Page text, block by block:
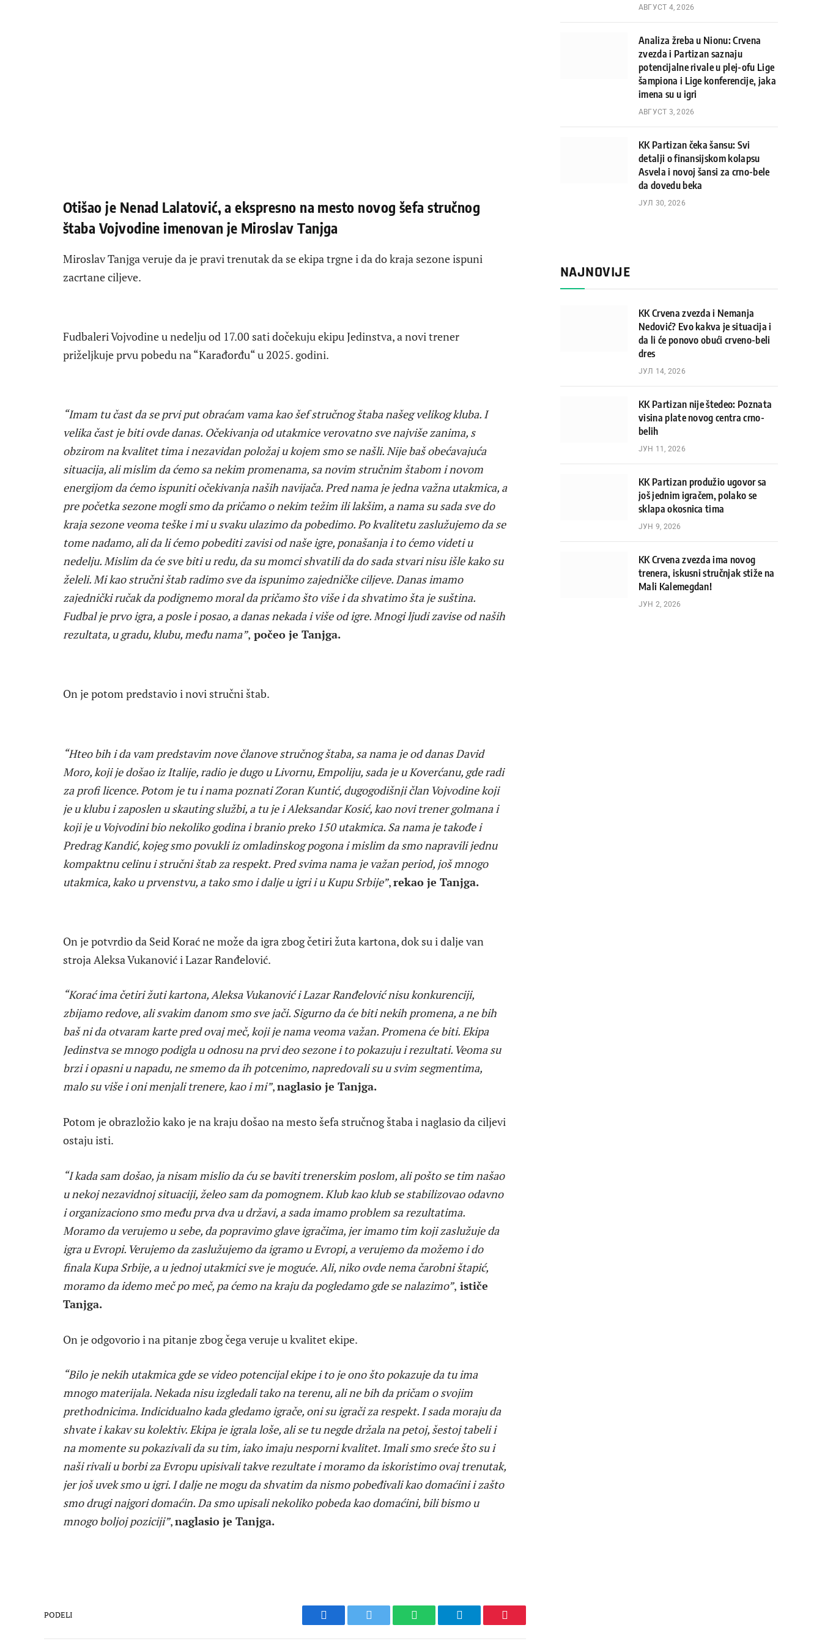
Otišao je Nenad Lalatović, a ekspresno na mesto novog šefa stručnog
štaba Vojvodine imenovan je Miroslav Tanjga
Miroslav Tanjga veruje da je pravi trenutak da se ekipa trgne i da do kraja sezone ispuni
zacrtane ciljeve.
Fudbaleri Vojvodine u nedelju od 17.00 sati dočekuju ekipu Jedinstva, a novi trener
priželjkuje prvu pobedu na “Karađorđu“ u 2025. godini.
“Imam tu čast da se prvi put obraćam vama kao šef stručnog štaba našeg velikog kluba. I
velika čast je biti ovde danas. Očekivanja od utakmice verovatno sve najviše zanima, s
obzirom na kvalitet tima i nezavidan položaj u kojem smo se našli. Nije baš obećavajuća
situacija, ali mislim da ćemo sa nekim promenama, sa novim stručnim štabom i novom
energijom da ćemo ispuniti očekivanja naših navijača. Pred nama je jedna važna utakmica, a
pre početka sezone mogli smo da pričamo o nekim težim ili lakšim, a nama su sada sve do
kraja sezone veoma teške i mi u svaku ulazimo da pobedimo. Po kvalitetu zaslužujemo da se
tome nadamo, ali da li ćemo pobediti zavisi od naše igre, ponašanja i to ćemo videti u
nedelju. Mislim da će sve biti u redu, da su momci shvatili da do sada stvari nisu išle kako su
želeli. Mi kao stručni štab radimo sve da ispunimo zajedničke ciljeve. Danas imamo
zajednički ručak da podignemo moral da pričamo što više i da shvatimo šta je suština.
Fudbal je prvo igra, a posle i posao, a danas nekada i više od igre. Mnogi ljudi zavise od naših
rezultata, u gradu, klubu, među nama”, počeo je Tanjga.
On je potom predstavio i novi stručni štab.
“Hteo bih i da vam predstavim nove članove stručnog štaba, sa nama je od danas David
Moro, koji je došao iz Italije, radio je dugo u Livornu, Empoliju, sada je u Koverćanu, gde radi
za profi licence. Potom je tu i nama poznati Zoran Kuntić, dugogodišnji član Vojvodine koji
je u klubu i zaposlen u skauting službi, a tu je i Aleksandar Kosić, kao novi trener golmana i
koji je u Vojvodini bio nekoliko godina i branio preko 150 utakmica. Sa nama je takođe i
Predrag Kandić, kojeg smo povukli iz omladinskog pogona i mislim da smo napravili jednu
kompaktnu celinu i stručni štab za respekt. Pred svima nama je važan period, još mnogo
utakmica, kako u prvenstvu, a tako smo i dalje u igri i u Kupu Srbije”,rekao je Tanjga.
On je potvrdio da Seid Korać ne može da igra zbog četiri žuta kartona, dok su i dalje van
stroja Aleksa Vukanović i Lazar Ranđelović.
“Korać ima četiri žuti kartona, Aleksa Vukanović i Lazar Ranđelović nisu konkurenciji,
zbijamo redove, ali svakim danom smo sve jači. Sigurno da će biti nekih promena, a ne bih
baš ni da otvaram karte pred ovaj meč, koji je nama veoma važan. Promena će biti. Ekipa
Jedinstva se mnogo podigla u odnosu na prvi deo sezone i to pokazuju i rezultati. Veoma su
brzi i opasni u napadu, ne smemo da ih potcenimo, napredovali su u svim segmentima,
malo su više i oni menjali trenere, kao i mi”,naglasio je Tanjga.
Potom je obrazložio kako je na kraju došao na mesto šefa stručnog štaba i naglasio da ciljevi
ostaju isti.
“I kada sam došao, ja nisam mislio da ću se baviti trenerskim poslom, ali pošto se tim našao
u nekoj nezavidnoj situaciji, želeo sam da pomognem. Klub kao klub se stabilizovao odavno
i organizaciono smo među prva dva u državi, a sada imamo problem sa rezultatima.
Moramo da verujemo u sebe, da popravimo glave igračima, jer imamo tim koji zaslužuje da
igra u Evropi. Verujemo da zaslužujemo da igramo u Evropi, a verujemo da možemo i do
finala Kupa Srbije, a u jednoj utakmici sve je moguće. Ali, niko ovde nema čarobni štapić,
moramo da idemo meč po meč, pa ćemo na kraju da pogledamo gde se nalazimo”, ističe
Tanjga.
On je odgovorio i na pitanje zbog čega veruje u kvalitet ekipe.
“Bilo je nekih utakmica gde se video potencijal ekipe i to je ono što pokazuje da tu ima
mnogo materijala. Nekada nisu izgledali tako na terenu, ali ne bih da pričam o svojim
prethodnicima. Indicidualno kada gledamo igrače, oni su igrači za respekt. I sada moraju da
shvate i kakav su kolektiv. Ekipa je igrala loše, ali se tu negde držala na petoj, šestoj tabeli i
na momente su pokazivali da su tim, iako imaju nesporni kvalitet. Imali smo sreće što su i
naši rivali u borbi za Evropu upisivali takve rezultate i moramo da iskoristimo ovaj trenutak,
jer još uvek smo u igri. I dalje ne mogu da shvatim da nismo pobeđivali kao domaćini i zašto
smo drugi najgori domaćin. Da smo upisali nekoliko pobeda kao domaćini, bili bismo u
mnogo boljoj poziciji”,naglasio je Tanjga.
PODELI
Facebook Twitter WhatsAppTelegram Pinterest
АВГУСТ 4, 2026
Analiza žreba u Nionu: Crvena
zvezda i Partizan saznaju
potencijalne rivale u plej-ofu Lige
šampiona i Lige konferencije, jaka
imena su u igri
АВГУСТ 3, 2026
KK Partizan čeka šansu: Svi
detalji o finansijskom kolapsu
Asvela i novoj šansi za crno-bele
da dovedu beka
ЈУЛ 30, 2026
NAJNOVIJE
KK Crvena zvezda i Nemanja
Nedović? Evo kakva je situacija i
da li će ponovo obući crveno-beli
dres
ЈУЛ 14, 2026
KK Partizan nije štedeo: Poznata
visina plate novog centra crno-
belih
ЈУН 11, 2026
KK Partizan produžio ugovor sa
još jednim igračem, polako se
sklapa okosnica tima
ЈУН 9, 2026
KK Crvena zvezda ima novog
trenera, iskusni stručnjak stiže na
Mali Kalemegdan!
ЈУН 2, 2026